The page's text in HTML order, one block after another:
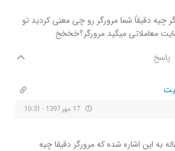
چیه دقیقاً شما مرورگر رو چی معنی کردید تو
معاملاتی میگید مرورگر؟خخخخ
پاسخ
به این اشاره شده که مرورگر دقیقا چیه